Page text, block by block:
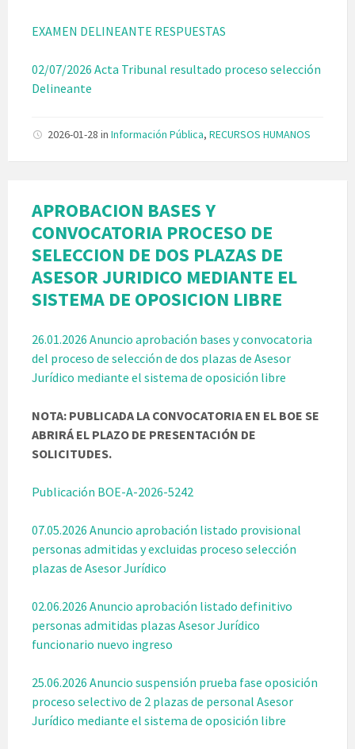
EXAMEN DELINEANTE RESPUESTAS
02/07/2026 Acta Tribunal resultado proceso selección
Delineante
2026-01-28 in Información Pública, RECURSOS HUMANOS
APROBACION BASES Y
CONVOCATORIA PROCESO DE
SELECCION DE DOS PLAZAS DE
ASESOR JURIDICO MEDIANTE EL
SISTEMA DE OPOSICION LIBRE
26.01.2026 Anuncio aprobación bases y convocatoria
del proceso de selección de dos plazas de Asesor
Jurídico mediante el sistema de oposición libre
NOTA: PUBLICADA LA CONVOCATORIA EN EL BOE SE
ABRIRÁ EL PLAZO DE PRESENTACIÓN DE
SOLICITUDES.
Publicación BOE-A-2026-5242
07.05.2026 Anuncio aprobación listado provisional
personas admitidas y excluidas proceso selección
plazas de Asesor Jurídico
02.06.2026 Anuncio aprobación listado definitivo
personas admitidas plazas Asesor Jurídico
funcionario nuevo ingreso
25.06.2026 Anuncio suspensión prueba fase oposición
proceso selectivo de 2 plazas de personal Asesor
Jurídico mediante el sistema de oposición libre